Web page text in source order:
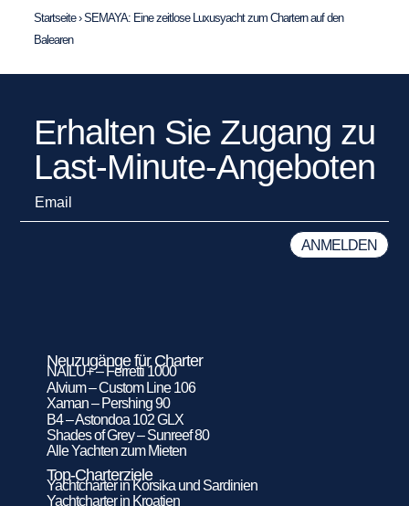
Startseite›SEMAYA: Eine zeitlose Luxusyacht zum Chartern auf den
Balearen
Erhalten Sie Zugang zu
Last-Minute-Angeboten
Neuzugänge für Charter
NAILU+ – Ferretti 1000
Alvium – Custom Line 106
Xaman – Pershing 90
B4 – Astondoa 102 GLX
Shades of Grey – Sunreef 80
Alle Yachten zum Mieten
Top-Charterziele
Yachtcharter in Korsika und Sardinien
Yachtcharter in Kroatien